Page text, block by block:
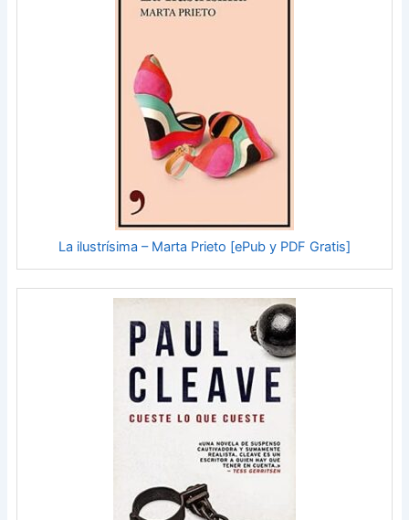
La ilustrísima – Marta Prieto [ePub y PDF Gratis]